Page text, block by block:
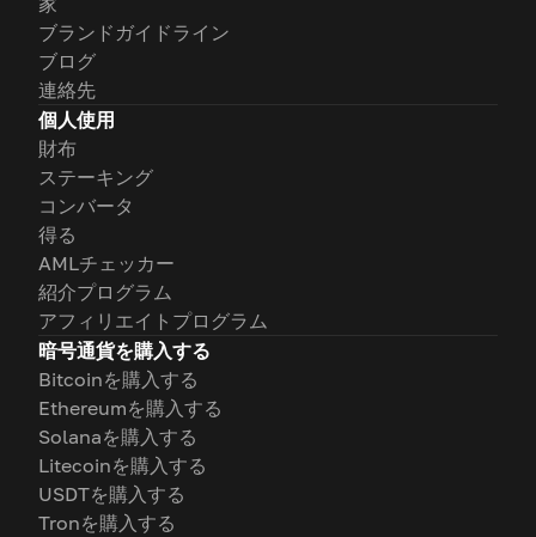
ブランドガイドライン
ブログ
連絡先
個人使用
財布
ステーキング
コンバータ
得る
AMLチェッカー
紹介プログラム
アフィリエイトプログラム
暗号通貨を購入する
Bitcoinを購入する
Ethereumを購入する
Solanaを購入する
Litecoinを購入する
USDTを購入する
Tronを購入する